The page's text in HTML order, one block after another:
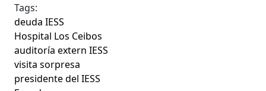
Tags:
deuda IESS
Hospital Los Ceibos
auditoría extern IESS
visita sorpresa
presidente del IESS